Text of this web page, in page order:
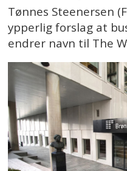
Tønnes Steenersen
ypperlig forslag at
endrer navn til The